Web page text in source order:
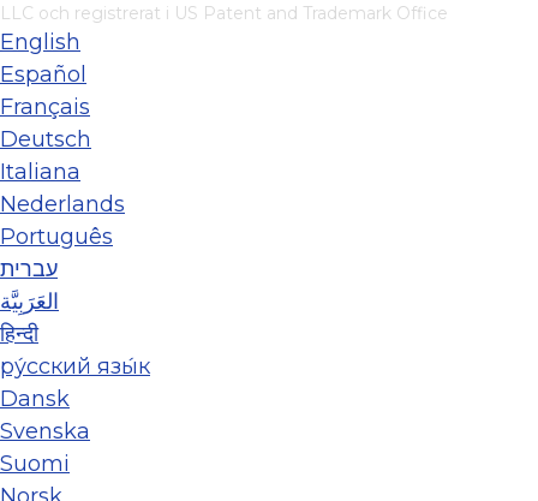
LLC och registrerat i US Patent and Trademark Office
English
Español
Français
Deutsch
Italiana
Nederlands
Português
עברית
العَرَبِيَّة
हिन्दी
ру́сский язы́к
Dansk
Svenska
Suomi
Norsk